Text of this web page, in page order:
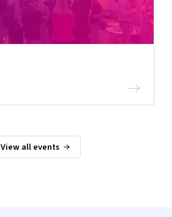
View all events